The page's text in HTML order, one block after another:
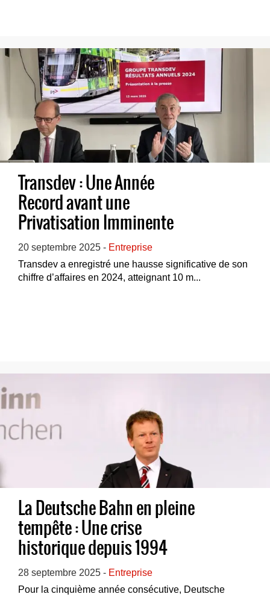
Transdev : Une Année
Record avant une
Privatisation Imminente
20 septembre 2025 - Entreprise
Transdev a enregistré une hausse significative de son
chiffre d’affaires en 2024, atteignant 10 m...
La Deutsche Bahn en pleine
tempête : Une crise
historique depuis 1994
28 septembre 2025 - Entreprise
Pour la cinquième année consécutive, Deutsche